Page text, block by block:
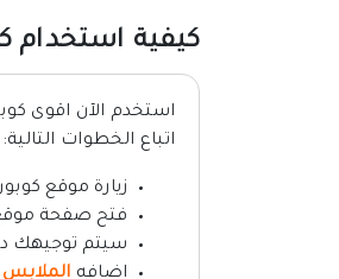
كيفية استخدام
استخدم الآن اقوى
اتباع الخطوات التالية:
زيارة موقع
فتح صفحة موقع
سيتم توجيهك
اضافه الملابس